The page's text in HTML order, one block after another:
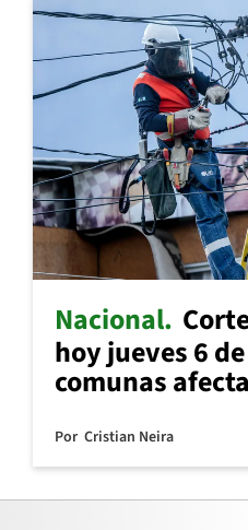
Nacional
hoy jueves 6
comunas
Por Cristian Neira